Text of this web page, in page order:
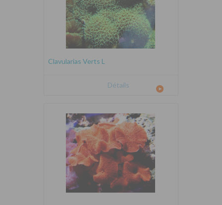
Clavularias Verts L
Détails